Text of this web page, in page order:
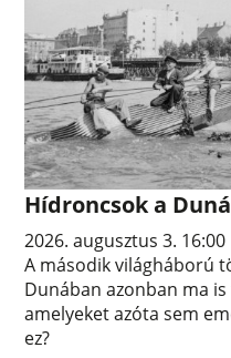
Hídroncsok a
2026. augusztus 3. 16:00
A második világháború
Dunában azonban ma
amelyeket azóta sem
ez?